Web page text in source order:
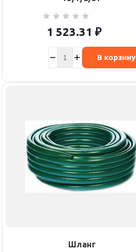
1 523.31 ₽
В корзину
Шланг